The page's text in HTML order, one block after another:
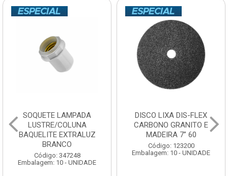
SOQUETE LAMPADA
LUSTRE/COLUNA
BAQUELITE EXTRALUZ
BRANCO
Código: 347248
Embalagem: 10 - UNIDADE
DISCO LIXA DIS-FLEX
CARBONO GRANITO E
MADEIRA 7” 60
Código: 123200
Embalagem: 10 - UNIDADE